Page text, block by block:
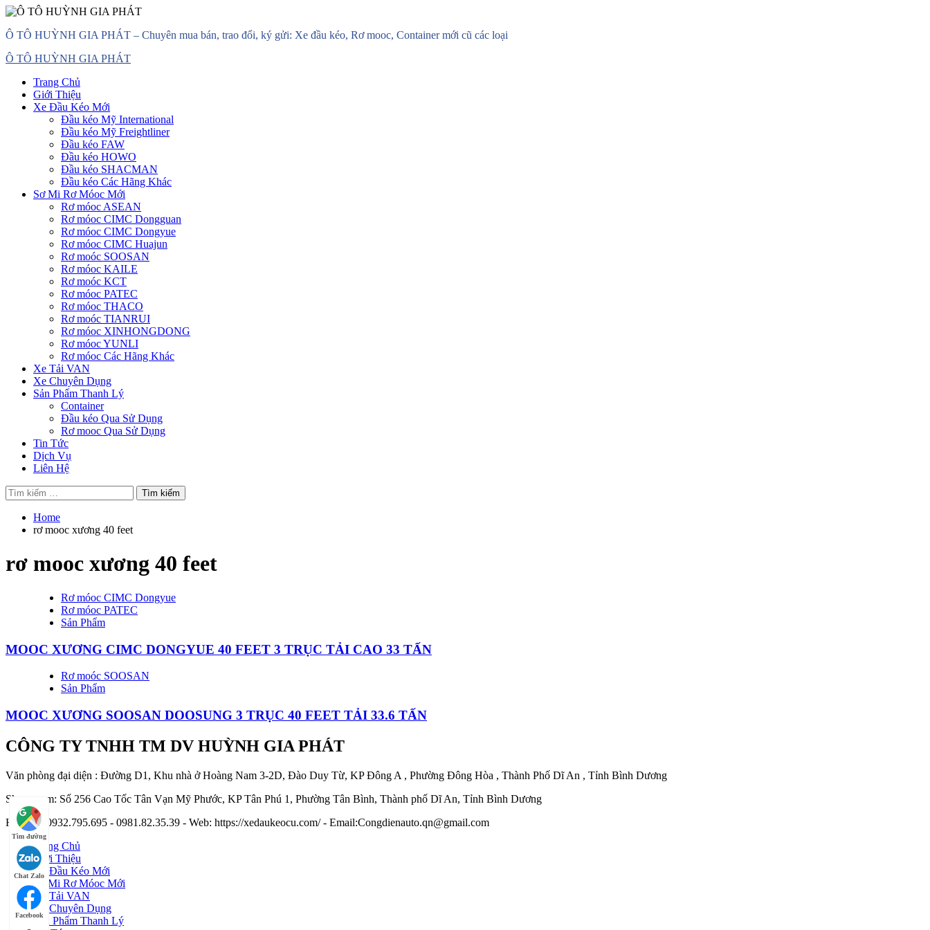
to
Ô TÔ HUỲNH GIA PHÁT – Chuyên mua bán, trao đổi, ký gửi: Xe đầu kéo, Rơ mooc, Container mới cũ các loại
Primary
Ô TÔ HUỲNH GIA PHÁT
Trang Chủ
Giới Thiệu
Xe Đầu Kéo Mới
Đầu kéo Mỹ International
Đầu kéo Mỹ Freightliner
Đầu kéo FAW
Đầu kéo HOWO
Đầu kéo SHACMAN
Đầu kéo Các Hãng Khác
Sơ Mi Rơ Móoc Mới
Rơ móoc ASEAN
Rơ móoc CIMC Dongguan
Rơ móoc CIMC Dongyue
Rơ móoc CIMC Huajun
Rơ moóc SOOSAN
Rơ móoc KAILE
Rơ moóc KCT
Rơ móoc PATEC
Rơ móoc THACO
Rơ moóc TIANRUI
Rơ móoc XINHONGDONG
Rơ móoc YUNLI
Rơ móoc Các Hãng Khác
Xe Tải VAN
Xe Chuyên Dụng
Sản Phẩm Thanh Lý
Container
Đầu kéo Qua Sử Dụng
Rơ mooc Qua Sử Dụng
Tin Tức
Dịch Vụ
Liên Hệ
Tìm
kiếm
cho:
Home
rơ mooc xương 40 feet
rơ mooc xương 40 feet
Rơ móoc CIMC Dongyue
Rơ móoc PATEC
Sản Phẩm
MOOC XƯƠNG CIMC DONGYUE 40 FEET 3 TRỤC TẢI CAO 33 TẤN
Rơ moóc SOOSAN
Sản Phẩm
MOOC XƯƠNG SOOSAN DOOSUNG 3 TRỤC 40 FEET TẢI 33.6 TẤN
CÔNG TY TNHH TM DV HUỲNH GIA PHÁT
Văn phòng đại diện : Đường D1, Khu nhà ở Hoàng Nam 3-2D, Đào Duy Từ, KP Đông A , Phường Đông Hòa , Thành Phố Dĩ An , Tỉnh Bình Dương
Showroom: Số 256 Cao Tốc Tân Vạn Mỹ Phước, KP Tân Phú 1, Phường Tân Bình, Thành phố Dĩ An, Tỉnh Bình Dương
Hotline : 0932.795.695 - 0981.82.35.39 - Web: https://xedaukeocu.com/ - Email:Congdienauto.qn@gmail.com
Tìm đường
Chat Zalo
Facebook
Trang Chủ
Giới Thiệu
Xe Đầu Kéo Mới
Sơ Mi Rơ Móoc Mới
Xe Tải VAN
Xe Chuyên Dụng
Sản Phẩm Thanh Lý